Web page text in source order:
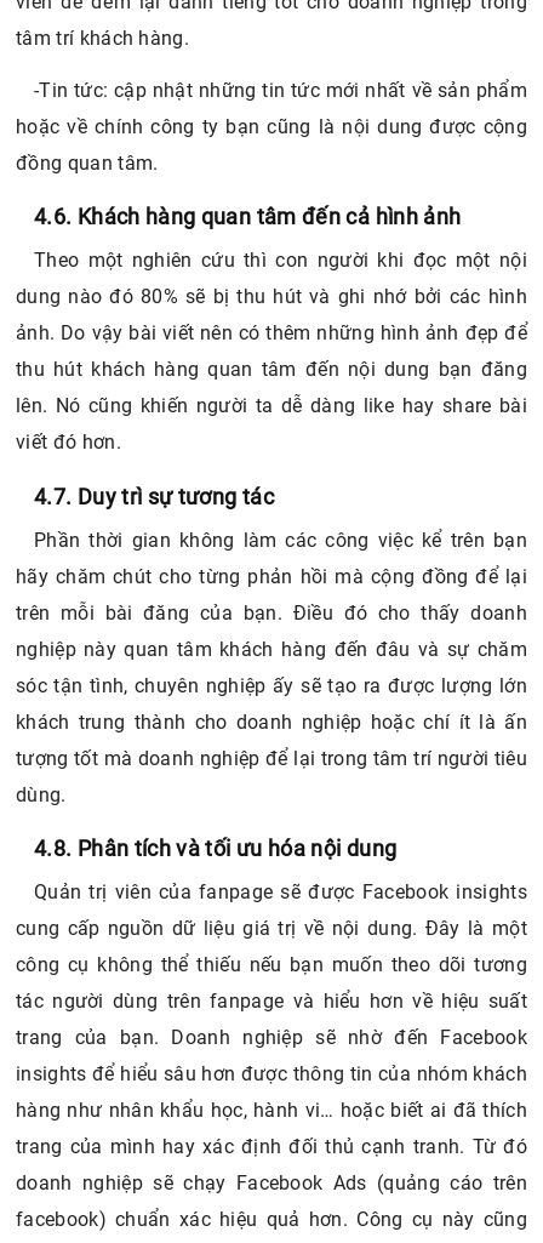
tâm trí khách hàng.
-Tin tức: cập nhật những tin tức mới nhất về sản phẩm
hoặc về chính công ty bạn cũng là nội dung được cộng
đồng quan tâm.
4.6. Khách hàng quan tâm đến cả hình ảnh
Theo một nghiên cứu thì con người khi đọc một nội
dung nào đó 80% sẽ bị thu hút và ghi nhớ bởi các hình
ảnh. Do vậy bài viết nên có thêm những hình ảnh đẹp để
thu hút khách hàng quan tâm đến nội dung bạn đăng
lên. Nó cũng khiến người ta dễ dàng like hay share bài
viết đó hơn.
4.7. Duy trì sự tương tác
Phần thời gian không làm các công việc kể trên bạn
hãy chăm chút cho từng phản hồi mà cộng đồng để lại
trên mỗi bài đăng của bạn. Điều đó cho thấy doanh
nghiệp này quan tâm khách hàng đến đâu và sự chăm
sóc tận tình, chuyên nghiệp ấy sẽ tạo ra được lượng lớn
khách trung thành cho doanh nghiệp hoặc chí ít là ấn
tượng tốt mà doanh nghiệp để lại trong tâm trí người tiêu
dùng.
4.8. Phân tích và tối ưu hóa nội dung
Quản trị viên của fanpage sẽ được Facebook insights
cung cấp nguồn dữ liệu giá trị về nội dung. Đây là một
công cụ không thể thiếu nếu bạn muốn theo dõi tương
tác người dùng trên fanpage và hiểu hơn về hiệu suất
trang của bạn. Doanh nghiệp sẽ nhờ đến Facebook
insights để hiểu sâu hơn được thông tin của nhóm khách
hàng như nhân khẩu học, hành vi… hoặc biết ai đã thích
trang của mình hay xác định đối thủ cạnh tranh. Từ đó
doanh nghiệp sẽ chạy Facebook Ads (quảng cáo trên
facebook) chuẩn xác hiệu quả hơn. Công cụ này cũng